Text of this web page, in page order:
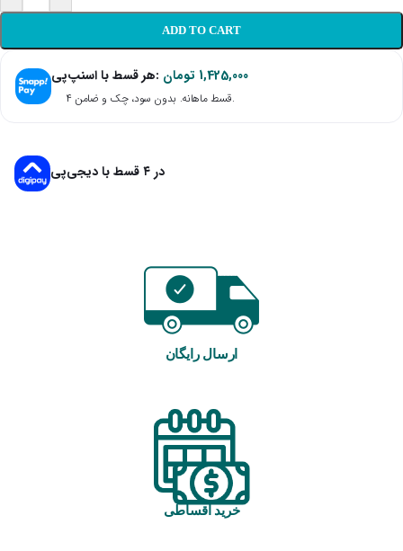
ADD TO CART
هر قسط با اسنپ‌پی: 1,425,000 تومان
۴ قسط ماهانه. بدون سود، چک و ضامن.
در ۴ قسط با دیجی‌پی
ارسال رایگان
خرید اقساطی